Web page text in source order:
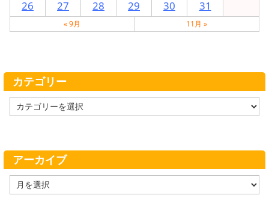
26
27 28 29 30 31
« 9月 11月 »
カテゴリー
テ
ー
アーカイブ
ー